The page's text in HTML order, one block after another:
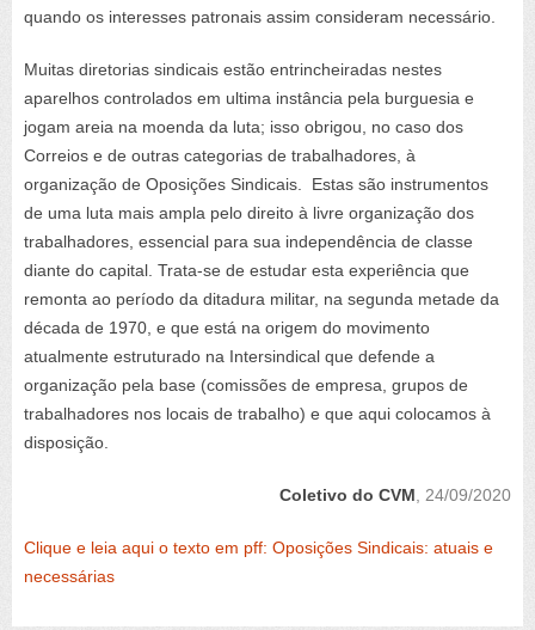
quando os interesses patronais assim consideram necessário.
Muitas diretorias sindicais estão entrincheiradas nestes
aparelhos controlados em ultima instância pela burguesia e
jogam areia na moenda da luta; isso obrigou, no caso dos
Correios e de outras categorias de trabalhadores, à
organização de Oposições Sindicais. Estas são instrumentos
de uma luta mais ampla pelo direito à livre organização dos
trabalhadores, essencial para sua independência de classe
diante do capital. Trata-se de estudar esta experiência que
remonta ao período da ditadura militar, na segunda metade da
década de 1970, e que está na origem do movimento
atualmente estruturado na Intersindical que defende a
organização pela base (comissões de empresa, grupos de
trabalhadores nos locais de trabalho) e que aqui colocamos à
disposição.
Coletivo do CVM, 24/09/2020
Clique e leia aqui o texto em pff: Oposições Sindicais: atuais e
necessárias